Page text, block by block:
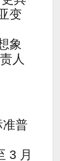
变
象
人
普
3 月